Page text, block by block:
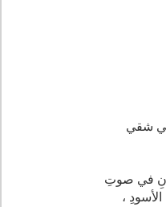
شقي
في صوتِ
،